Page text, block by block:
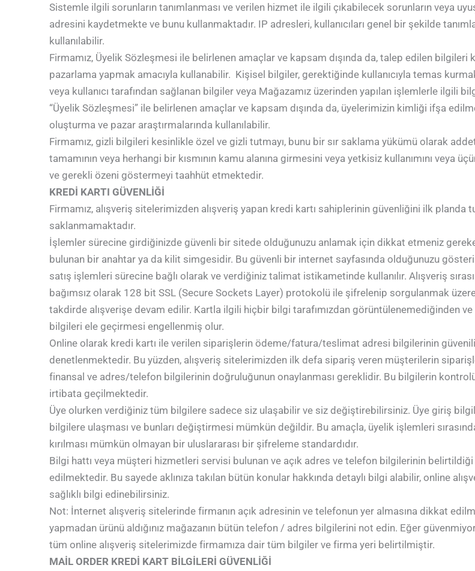
Sistemle ilgili sorunların tanımlanması ve verilen hizmet ile ilgili çıkabilecek sorunların veya
adresini kaydetmekte ve bunu kullanmaktadır. IP adresleri, kullanıcıları genel bir şekilde
kullanılabilir.
Firmamız, Üyelik Sözleşmesi ile belirlenen amaçlar ve kapsam dışında da, talep edilen
pazarlama yapmak amacıyla kullanabilir. Kişisel bilgiler, gerektiğinde kullanıcıyla temas
veya kullanıcı tarafından sağlanan bilgiler veya Mağazamız üzerinden yapılan işlemlerle ilgili
“Üyelik Sözleşmesi” ile belirlenen amaçlar ve kapsam dışında da, üyelerimizin kimliği ifşa
oluşturma ve pazar araştırmalarında kullanılabilir.
Firmamız, gizli bilgileri kesinlikle özel ve gizli tutmayı, bunu bir sır saklama yükümü olarak
tamamının veya herhangi bir kısmının kamu alanına girmesini veya yetkisiz kullanımını veya
ve gerekli özeni göstermeyi taahhüt etmektedir.
KREDİ KARTI GÜVENLİĞİ
Firmamız, alışveriş sitelerimizden alışveriş yapan kredi kartı sahiplerinin güvenliğini ilk
saklanmamaktadır.
İşlemler sürecine girdiğinizde güvenli bir sitede olduğunuzu anlamak için dikkat etmeniz gereken
bulunan bir anahtar ya da kilit simgesidir. Bu güvenli bir internet sayfasında olduğunuzu
satış işlemleri sürecine bağlı olarak ve verdiğiniz talimat istikametinde kullanılır. Alışveriş
bağımsız olarak 128 bit SSL (Secure Sockets Layer) protokolü ile şifrelenip sorgulanmak üzere
takdirde alışverişe devam edilir. Kartla ilgili hiçbir bilgi tarafımızdan görüntülenemediğinden
bilgileri ele geçirmesi engellenmiş olur.
Online olarak kredi kartı ile verilen siparişlerin ödeme/fatura/teslimat adresi bilgilerinin
denetlenmektedir. Bu yüzden, alışveriş sitelerimizden ilk defa sipariş veren müşterilerin
finansal ve adres/telefon bilgilerinin doğruluğunun onaylanması gereklidir. Bu bilgilerin
irtibata geçilmektedir.
Üye olurken verdiğiniz tüm bilgilere sadece siz ulaşabilir ve siz değiştirebilirsiniz. Üye giriş
bilgilere ulaşması ve bunları değiştirmesi mümkün değildir. Bu amaçla, üyelik işlemleri
kırılması mümkün olmayan bir uluslararası bir şifreleme standardıdır.
Bilgi hattı veya müşteri hizmetleri servisi bulunan ve açık adres ve telefon bilgilerinin
edilmektedir. Bu sayede aklınıza takılan bütün konular hakkında detaylı bilgi alabilir, online
sağlıklı bilgi edinebilirsiniz.
Not: İnternet alışveriş sitelerinde firmanın açık adresinin ve telefonun yer almasına dikkat
yapmadan ürünü aldığınız mağazanın bütün telefon / adres bilgilerini not edin. Eğer
tüm online alışveriş sitelerimizde firmamıza dair tüm bilgiler ve firma yeri belirtilmiştir.
MAİL ORDER KREDİ KART BİLGİLERİ GÜVENLİĞİ